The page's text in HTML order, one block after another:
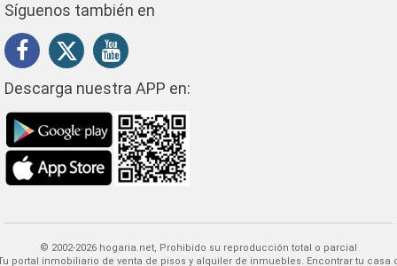
Síguenos también en
Descarga nuestra APP en:
© 2002-2026 hogaria.net, Prohibido su reproducción total o parcial
Encontrar tu casa o